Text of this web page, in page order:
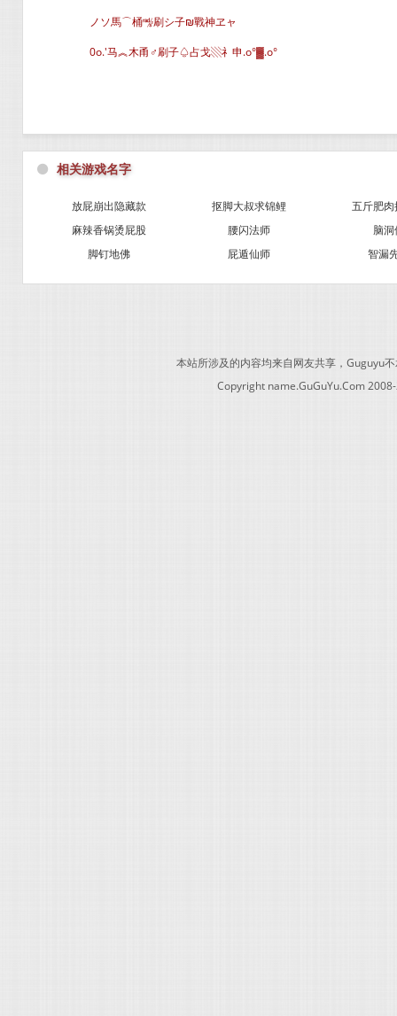
ノソ馬⌒桶㎯刷シ子₪戰神ヱャ
0o.′马︽木甬♂刷子♤占戈▧礻申.o°▓.o°
⚫ 相关游戏名字
放屁崩出隐藏款 抠脚大叔求锦鲤
五斤肥
麻辣香锅烫屁股
腰闪法师
脑洞
脚钉地佛
屁遁仙师 智漏
本站所涉及的内容均来自网友共享，Guguyu
Copyright name.GuGuYu.Com